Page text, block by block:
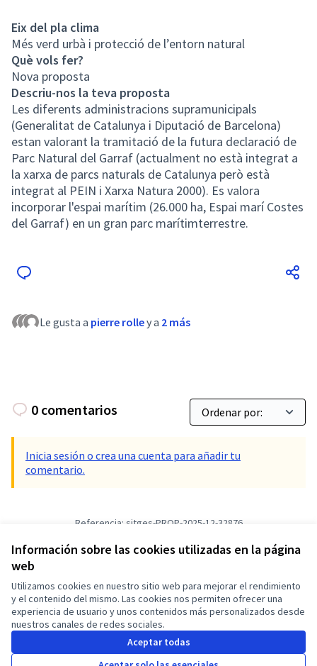
Información sobre las cookies utilizadas en la página
web
Utilizamos cookies en nuestro sitio web para mejorar el rendimiento
y el contenido del mismo. Las cookies nos permiten ofrecer una
experiencia de usuario y unos contenidos más personalizados desde
nuestros canales de redes sociales.
Aceptar todas
Eix del pla clima
Més verd urbà i protecció de l’entorn natural
Què vols fer?
Nova proposta
Descriu-nos la teva proposta
Les diferents administracions supramunicipals
(Generalitat de Catalunya i Diputació de Barcelona)
estan valorant la tramitació de la futura declaració de
Parc Natural del Garraf (actualment no està integrat a
la xarxa de parcs naturals de Catalunya però està
integrat al PEIN i Xarxa Natura 2000). Es valora
incorporar l'espai marítim (26.000 ha, Espai marí Costes
del Garraf) en un gran parc marítimterrestre.
Le gusta a pierre rolley a 2 más
0 comentarios
Inicia sesión o crea una cuenta para añadir tu
comentario.
Referencia: sitges-PROP-2025-12-32876
Verificar huella digital
Términos y condiciones de uso
Configuración de cookies
Castellano
Triar la llenguaElegir el idiomaChoose language